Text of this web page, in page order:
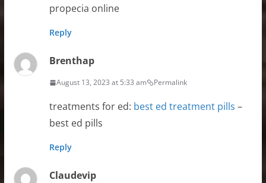
propecia online
Reply
Brenthap
August 13, 2023 at 5:33 am Permalink
treatments for ed: best ed treatment pills –
best ed pills
Reply
Claudevip